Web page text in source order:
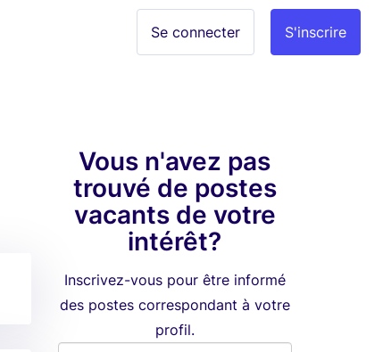
S'inscrire
Se connecter
Vous n'avez pas
trouvé de postes
vacants de votre
intérêt?
Inscrivez-vous pour être informé
des postes correspondant à votre
profil.